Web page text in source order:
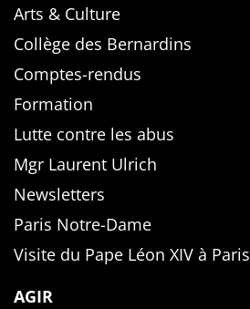
Arts & Culture
Collège des Bernardins
Comptes-rendus
Formation
Lutte contre les abus
Mgr Laurent Ulrich
Newsletters
Paris Notre-Dame
Visite du Pape Léon XIV à Paris
AGIR